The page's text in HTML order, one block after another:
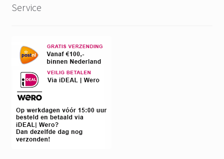
Service